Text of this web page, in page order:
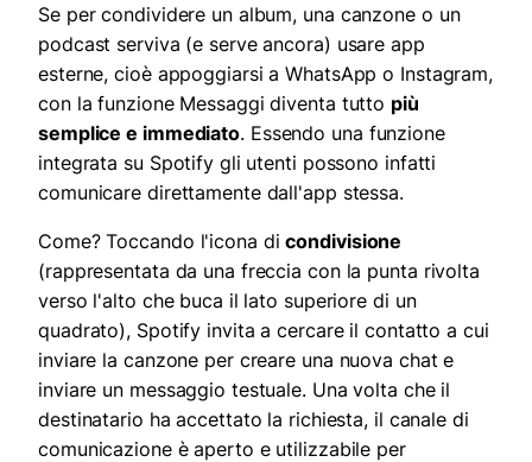
Se per condividere un album, una canzone o un
podcast serviva (e serve ancora) usare app
esterne, cioè appoggiarsi a WhatsApp o Instagram,
con la funzione Messaggi diventa tutto più
semplice e immediato. Essendo una funzione
integrata su Spotify gli utenti possono infatti
comunicare direttamente dall'app stessa.
Come? Toccando l'icona dicondivisione
(rappresentata da una freccia con la punta rivolta
verso l'alto che buca il lato superiore di un
quadrato), Spotify invita a cercare il contatto a cui
inviare la canzone per creare una nuova chat e
inviare un messaggio testuale. Una volta che il
destinatario ha accettato la richiesta, il canale di
comunicazione è aperto e utilizzabile per